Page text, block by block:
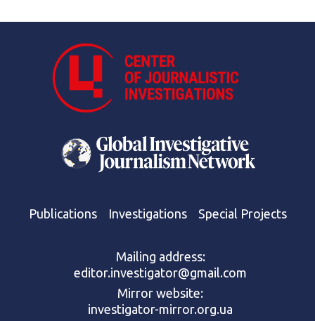
Publications Investigations Special Projects
Mailing address:
editor.investigator@gmail.com
Mirror website:
investigator-mirror.org.ua